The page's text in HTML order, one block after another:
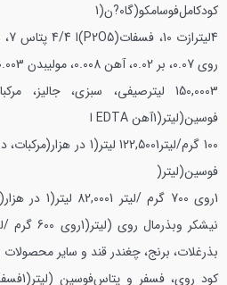
کودکامل‌فوسامکو(گا٠?ن(
1
4
روی 0.07، بر 0.02، آهن 0.008، مولیبدن 0.003 )درصد(39,500
150,0003 لیترصیفی، سبزی، جالیز، مرکبات، باغات و . . .
فوسین(لیتر(1آهن EDTA ا
100 گرم/لیتر122,5001 لیتر(1 در هزار(مرکبات، درختان میوه، پسته و . . .
فوسین(لیتر(
1روی 700 گرم
نیشکر و
بذرغلات، برنج، چغندر قند و سایر محصولات